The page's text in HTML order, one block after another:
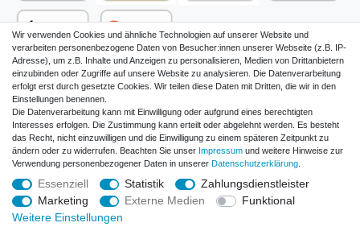
Impressum Daten­schutz­erklärung
Wir verwenden Cookies und ähnliche Technologien auf unserer Website und
verarbeiten personenbezogene Daten von Besucher:innen unserer Webseite (z.B. IP-
Adresse), um z.B. Inhalte und Anzeigen zu personalisieren, Medien von Drittanbietern
einzubinden oder Zugriffe auf unsere Website zu analysieren. Die Datenverarbeitung
erfolgt erst durch gesetzte Cookies. Wir teilen diese Daten mit Dritten, die wir in den
Einstellungen benennen.
Die Datenverarbeitung kann mit Einwilligung oder aufgrund eines berechtigten
Interesses erfolgen. Die Zustimmung kann erteilt oder abgelehnt werden. Es besteht
das Recht, nicht einzuwilligen und die Einwilligung zu einem späteren Zeitpunkt zu
ändern oder zu widerrufen. Beachten Sie unser Impressum und weitere Hinweise zur
Verwendung personenbezogener Daten in unserer Daten­schutz­erklärung
Essenziell Statistik
Zahlungsdienstleister
Marketing
Externe Medien
Funktional
Weitere Einstellungen